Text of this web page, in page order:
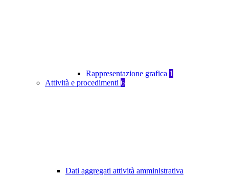
Rappresentazione grafica 1
Attività e procedimenti 6
Dati aggregati attività amministrativa